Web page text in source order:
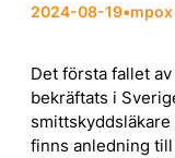
2024-08-19•mpox
Det första fallet
bekräftats i
finns anledning